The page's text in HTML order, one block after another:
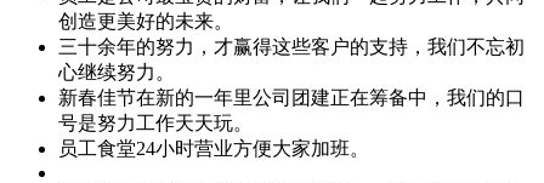
创造更美好的未来。
三十余年的努力，才赢得这些客户的支持，我们不忘初
心继续努力。
新春佳节在新的一年里公司团建正在筹备中，我们的口
号是努力工作天天玩。
员工食堂24小时营业方便大家加班。